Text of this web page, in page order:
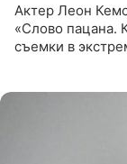
Актер Леон
«Слово пацана.
съемки в